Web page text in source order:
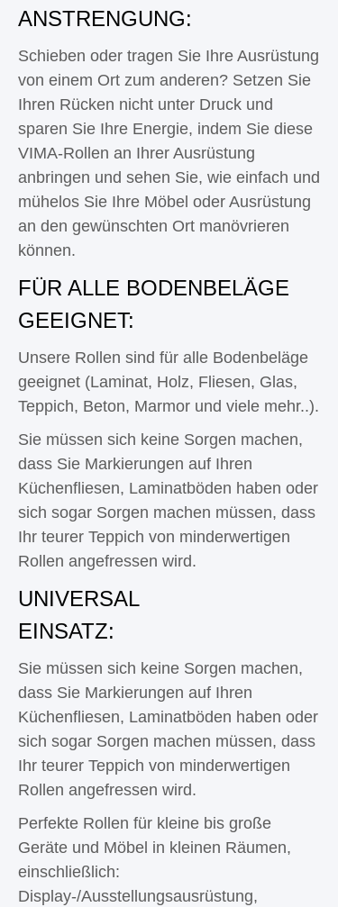
ANSTRENGUNG:
Schieben oder tragen Sie Ihre Ausrüstung
von einem Ort zum anderen? Setzen Sie
Ihren Rücken nicht unter Druck und
sparen Sie Ihre Energie, indem Sie diese
VIMA-Rollen an Ihrer Ausrüstung
anbringen und sehen Sie, wie einfach und
mühelos Sie Ihre Möbel oder Ausrüstung
an den gewünschten Ort manövrieren
können.
FÜR ALLE BODENBELÄGE
GEEIGNET:
Unsere Rollen sind für alle Bodenbeläge
geeignet (Laminat, Holz, Fliesen, Glas,
Teppich, Beton, Marmor und viele mehr..).
Sie müssen sich keine Sorgen machen,
dass Sie Markierungen auf Ihren
Küchenfliesen, Laminatböden haben oder
sich sogar Sorgen machen müssen, dass
Ihr teurer Teppich von minderwertigen
Rollen angefressen wird.
UNIVERSAL
EINSATZ:
Sie müssen sich keine Sorgen machen,
dass Sie Markierungen auf Ihren
Küchenfliesen, Laminatböden haben oder
sich sogar Sorgen machen müssen, dass
Ihr teurer Teppich von minderwertigen
Rollen angefressen wird.
Perfekte Rollen für kleine bis große
Geräte und Möbel in kleinen Räumen,
einschließlich:
Display-/Ausstellungsausrüstung,